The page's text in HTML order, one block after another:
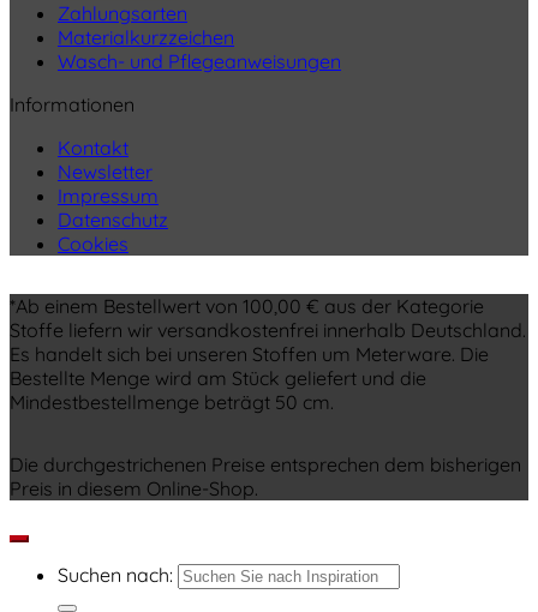
Zahlungsarten
Materialkurzzeichen
Wasch- und Pflegeanweisungen
Informationen
Kontakt
Newsletter
Impressum
Datenschutz
Cookies
*Ab einem Bestellwert von 100,00 € aus der Kategorie
Stoffe liefern wir versandkostenfrei innerhalb Deutschland.
Es handelt sich bei unseren Stoffen um Meterware. Die
Bestellte Menge wird am Stück geliefert und die
Mindestbestellmenge beträgt 50 cm.
Die durchgestrichenen Preise entsprechen dem bisherigen
Preis in diesem Online-Shop.
Suchen nach: